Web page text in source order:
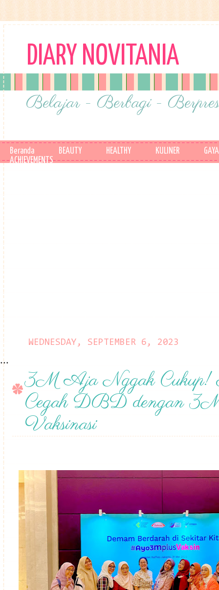
DIARY NOVITANIA
Belajar - Berbagi -
Beranda BEAUTY HEALTHY KULINER
ACHIEVEMENTS
WEDNESDAY, SEPTEMBER 6, 2023
...
3M Aja Nggak Cukup!
Cegah DBD dengan
Vaksinasi